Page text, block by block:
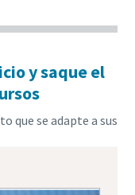
y saque el
que se adapte a sus